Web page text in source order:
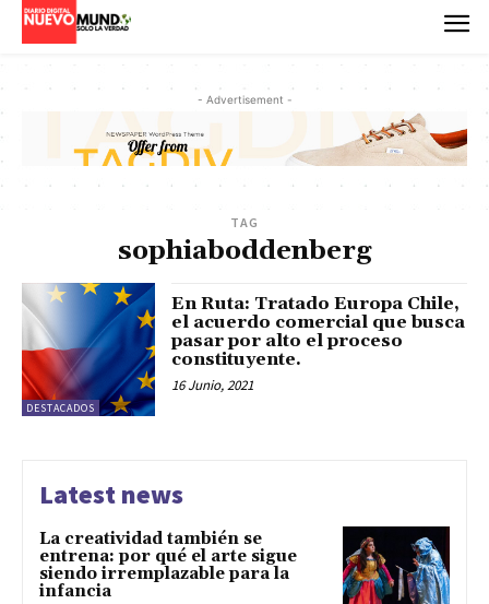
- Advertisement -
TAG
sophiaboddenberg
DESTACADOS
En Ruta: Tratado Europa Chile,
el acuerdo comercial que busca
pasar por alto el proceso
constituyente.
16 Junio, 2021
Latest news
La creatividad también se
entrena: por qué el arte sigue
siendo irremplazable para la
infancia